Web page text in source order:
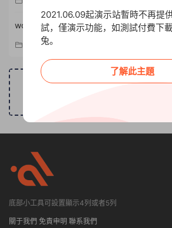
wordpress如何用openai的chatgpt來做自
純标題分類
底部小工具可設置顯示4列或者5列
關于我們 免責申明 聯系我們
2021.06.09起演示站暫時不再提
試，僅演示功能，如測試付費下
兔。
了解此主題